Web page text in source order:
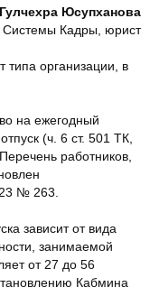
Гулчехра Юсупханова
Системы Кадры, юрист
типа организации, в
на ежегодный
(ч. 6 ст. 501 ТК,
работников,
№ 263.
зависит от вида
занимаемой
от 27 до 56
Кабмина